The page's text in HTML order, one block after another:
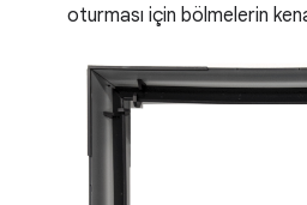
oturması için bölmelerin